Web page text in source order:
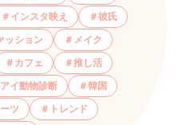
インスタ映え 彼氏
ッション メイク
カフェ 推し活
イ動物診断 韓国
ツ トレンド